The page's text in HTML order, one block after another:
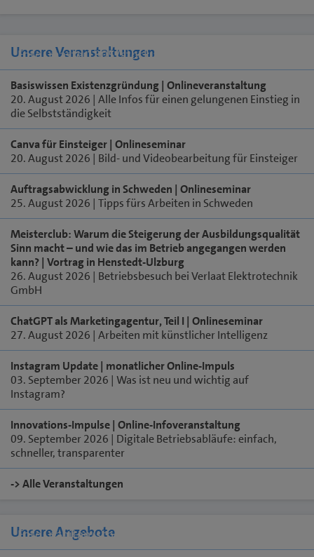
Unsere Veranstaltungen
Foto: master1305/stock.adobe.com
Basiswissen Existenzgründung | Onlineveranstaltung
20. August 2026 | Alle Infos für einen gelungenen Einstieg in
die Selbstständigkeit
Canva für Einsteiger | Onlineseminar
20. August 2026 | Bild- und Videobearbeitung für Einsteiger
Auftragsabwicklung in Schweden | Onlineseminar
25. August 2026 | Tipps fürs Arbeiten in Schweden
Meisterclub: Warum die Steigerung der Ausbildungsqualität
Sinn macht – und wie das im Betrieb angegangen werden
kann? | Vortrag in Henstedt-Ulzburg
26. August 2026 | Betriebsbesuch bei Verlaat Elektrotechnik
GmbH
ChatGPT als Marketingagentur, Teil I | Onlineseminar
27. August 2026 | Arbeiten mit künstlicher Intelligenz
Instagram Update | monatlicher Online-Impuls
03. September 2026 | Was ist neu und wichtig auf
Instagram?
Innovations-Impulse | Online-Infoveranstaltung
09. September 2026 | Digitale Betriebsabläufe: einfach,
schneller, transparenter
-> Alle Veranstaltungen
Unsere Angebote
Foto: panitan/stock.adobe.com